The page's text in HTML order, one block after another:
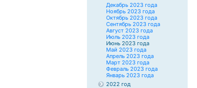
Декабрь 2023 года
Ноябрь 2023 года
Октябрь 2023 года
Сентябрь 2023 года
Август 2023 года
Июль 2023 года
Июнь 2023 года
Май 2023 года
Апрель 2023 года
Март 2023 года
Февраль 2023 года
Январь 2023 года
2022 год